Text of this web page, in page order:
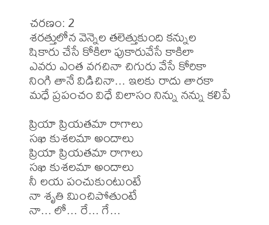
చరణం: 2
శరత్తులోన వెన్నెల తలెత్తుకుంది కన్నుల
షికారు చేసే కోకిలా పుకారువేసే కాకిలా
ఎవరు ఎంత వగచినా చిగురు వేసే కోరికా
నింగి తానే విడిచినా... ఇలకు రాదు తారకా
మధే ప్రపంచం విధే విలాసం నిన్ను నన్ను కలిపే
ప్రియా ప్రియతమా రాగాలు
సఖి కుశలమా అందాలు
ప్రియా ప్రియతమా రాగాలు
సఖి కుశలమా అందాలు
నీ లయ పంచుకుంటుంటే
నా శృతి మించిపోతుంటే
నా... లో... రే... గే...